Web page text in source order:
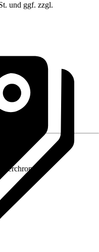
und ggf. zzgl.
Verchromt